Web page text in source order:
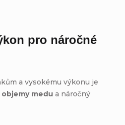
pro náročné
a vysokému výkonu je
medu a náročný